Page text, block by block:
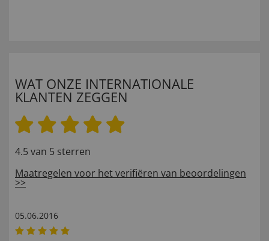
WAT ONZE INTERNATIONALE
KLANTEN ZEGGEN
4.5 van 5 sterren
Maatregelen voor het verifiëren van beoordelingen
>>
05.06.2016